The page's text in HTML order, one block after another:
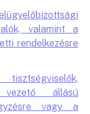
valamint a
rendelkezésre
állású
vagy a